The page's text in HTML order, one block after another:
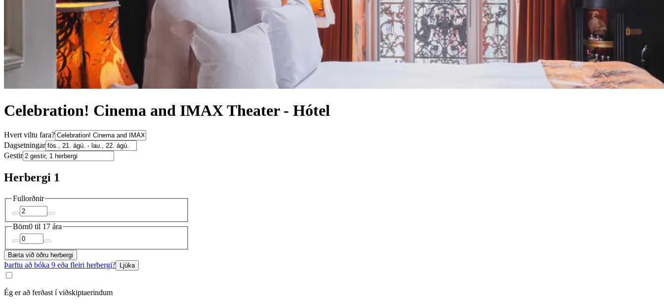
Celebration! Cinema and IMAX Theater - Hótel
Hvert viltu fara?
Dagsetningar
Gestir
Herbergi 1
Fullorðnir
Börn0 til 17 ára
Bæta við öðru herbergi
Þarftu að bóka 9 eða fleiri herbergi? Ljúka
Ég er að ferðast í viðskiptaerindum